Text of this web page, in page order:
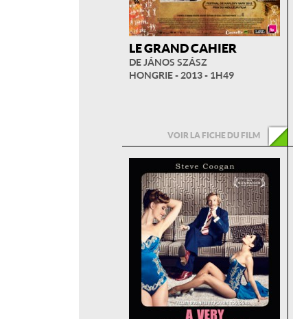
LE GRAND CAHIER
DE JÁNOS SZÁSZ
HONGRIE - 2013 - 1H49
VOIR LA FICHE DU FILM